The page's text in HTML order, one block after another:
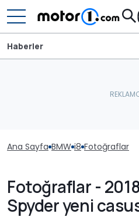
Haberler
Ana Sayfa BMW i8 Fotoğraflar
Fotoğraflar -
Spyder yeni